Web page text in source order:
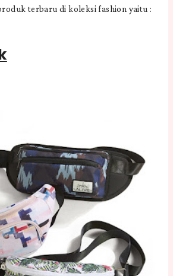
terbaru di koleksi fashion yaitu :